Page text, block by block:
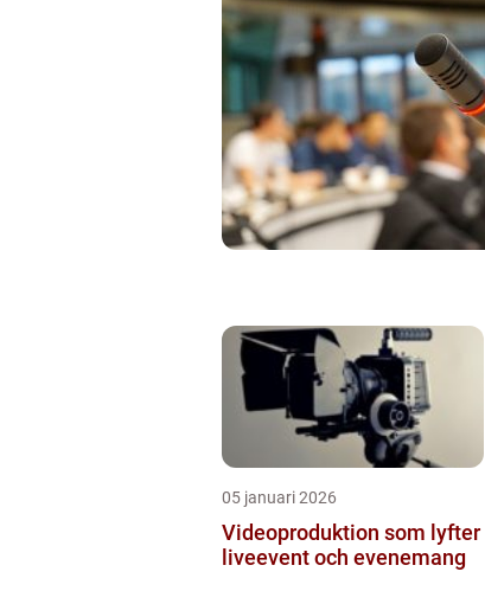
05 januari 2026
Videoproduktion som lyfter
liveevent och evenemang